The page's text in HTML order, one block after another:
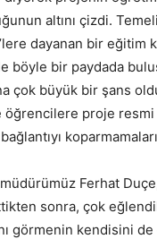
altını çizdi.
dayanan bir eğitim
böyle bir paydada
çok büyük bir şans
öğrencilere proje resmi
Ferhat
sonra, çok
görmenin kendisini